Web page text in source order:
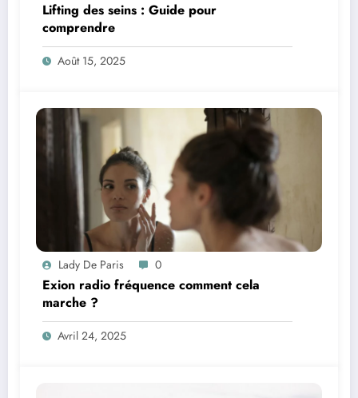
Lifting des seins : Guide pour
comprendre
Août 15, 2025
Lady De Paris 0
Exion radio fréquence comment cela
marche ?
Avril 24, 2025